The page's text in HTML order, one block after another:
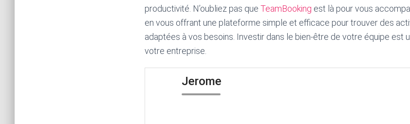
productivité. N’oubliez pas que TeamBooking est là pour vous
en vous offrant une plateforme simple et efficace pour trouver des
adaptées à vos besoins. Investir dans le bien-être de votre équipe est
votre entreprise.
Jerome